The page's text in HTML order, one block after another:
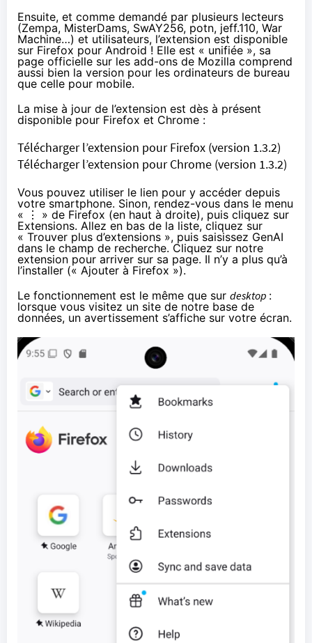
Ensuite, et comme demandé par plusieurs lecteurs
(Zempa, MisterDams, SwAY256, potn, jeff.110, War
Machine…) et utilisateurs, l’extension est disponible
sur Firefox pour Android ! Elle est « unifiée », sa
page officielle sur les add-ons de Mozilla comprend
aussi bien la version pour les ordinateurs de bureau
que celle pour mobile.
La mise à jour de l’extension est dès à présent
disponible pour Firefox et Chrome :
Télécharger l’extension pour Firefox (version 1.3.2)
Télécharger l’extension pour Chrome (version 1.3.2)
Vous pouvez utiliser le lien pour y accéder depuis
votre smartphone. Sinon, rendez-vous dans le menu
« ⋮ » de Firefox (en haut à droite), puis cliquez sur
Extensions. Allez en bas de la liste, cliquez sur
« Trouver plus d’extensions », puis saisissez GenAI
dans le champ de recherche. Cliquez sur notre
extension pour arriver sur sa page. Il n’y a plus qu’à
l’installer (« Ajouter à Firefox »).
Le fonctionnement est le même que sur desktop :
lorsque vous visitez un site de notre base de
données, un avertissement s’affiche sur votre écran.